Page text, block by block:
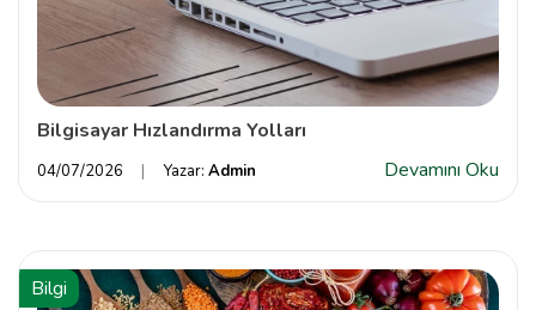
Bilgisayar Hızlandırma Yolları
04/07/2026 Yazar: Admin Devamını Oku
Bilgi